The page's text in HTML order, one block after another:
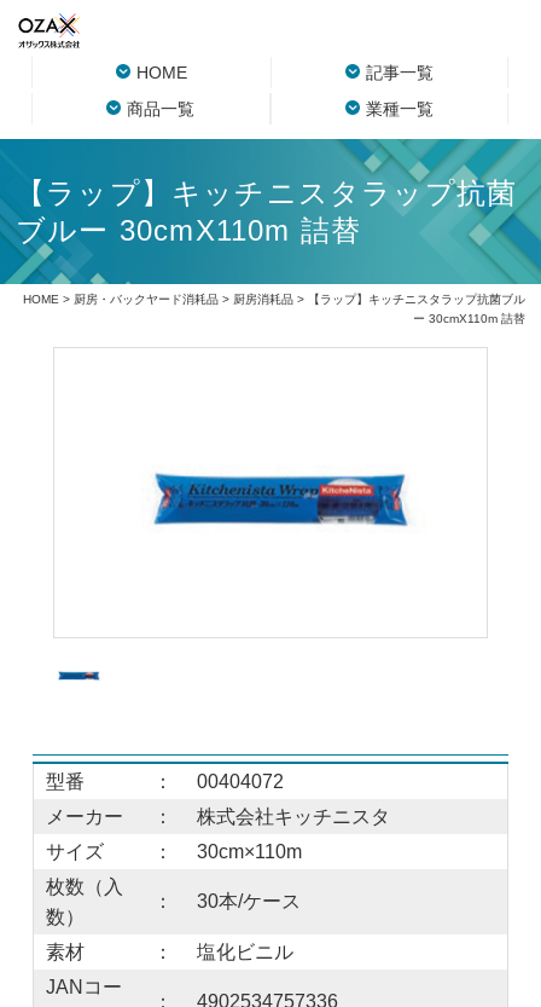
HOME
記事一覧
商品一覧
業種一覧
【ラップ】キッチニスタラップ抗菌
ブルー 30cmX110m 詰替
HOME > 厨房・バックヤード消耗品> 厨房消耗品> 【ラップ】キッチニスタラップ抗菌ブル
ー 30cmX110m 詰替
型番 ：
00404072
メーカー
：
株式会社キッチニスタ
サイズ
：
30cm×110m
枚数（入
数）
： 30本/ケース
素材 ：
塩化ビニル
JANコー
： 4902534757336